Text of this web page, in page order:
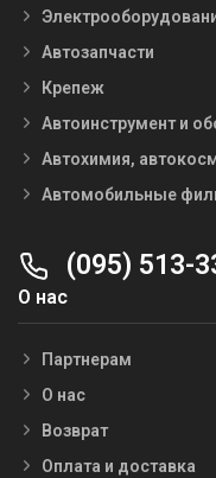
Автозапчасти
Крепеж
Автоинструмент и
Автохимия,
Автомобильные
(095) 513-
О нас
Партнерам
О нас
Возврат
Оплата и доставка